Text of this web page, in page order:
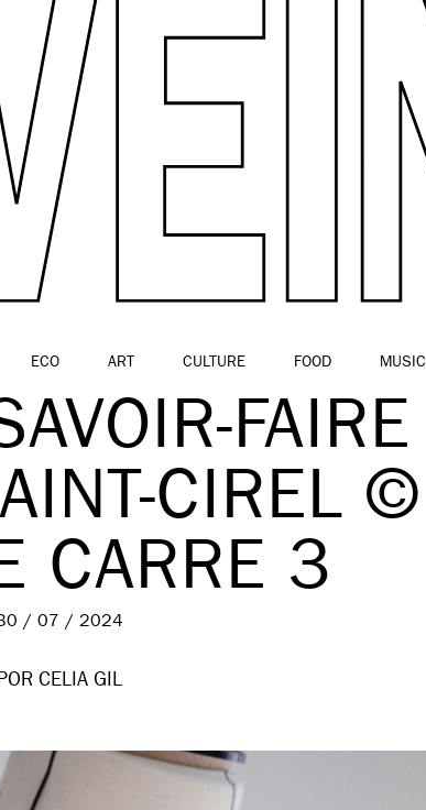
ECO ART CULTURE FOOD MUSIC
FAIRE
CIREL ©
CARRE 3
/ 07 / 2024
CELIA GIL